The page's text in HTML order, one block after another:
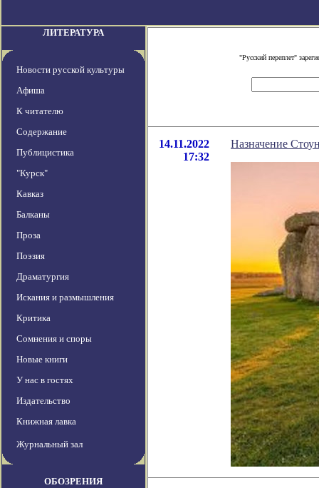
ЛИТЕРАТУРА
Новости русской культуры
Афиша
К читателю
Содержание
Публицистика
"Курск"
Кавказ
Балканы
Проза
Поэзия
Драматургия
Искания и размышления
Критика
Сомнения и споры
Новые книги
У нас в гостях
Издательство
Книжная лавка
Журнальный зал
ОБОЗРЕНИЯ
"Русский переплет"
14.11.2022
17:32
Назначение